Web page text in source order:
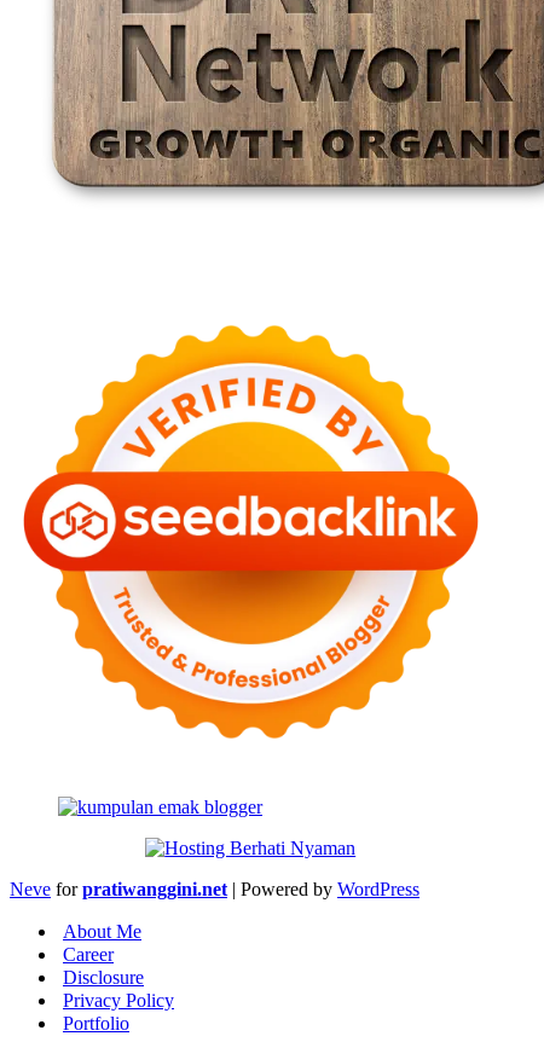
Neve forpratiwanggini.net | Powered by WordPress
About Me
Career
Disclosure
Privacy Policy
Portfolio